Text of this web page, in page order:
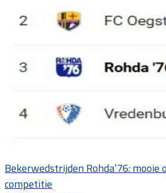
Bekerwedstrijden Rohda’76: mooie
competitie